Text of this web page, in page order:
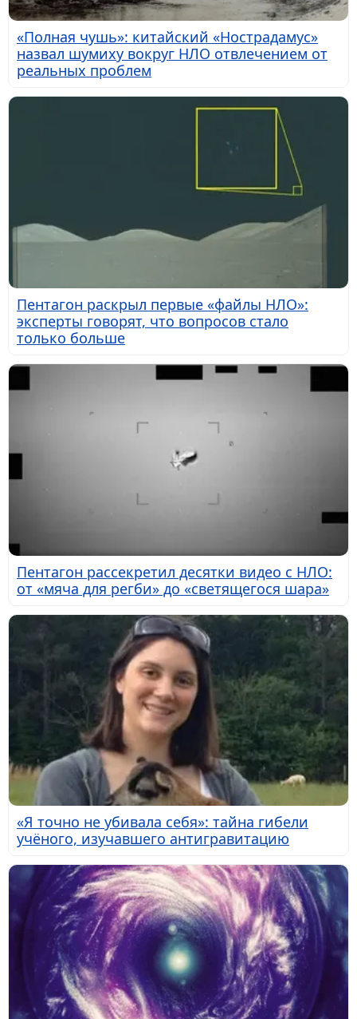
«Полная чушь»: китайский «Нострадамус»
назвал шумиху вокруг НЛО отвлечением от
реальных проблем
Пентагон раскрыл первые «файлы НЛО»:
эксперты говорят, что вопросов стало
только больше
Пентагон рассекретил десятки видео с НЛО:
от «мяча для регби» до «светящегося шара»
«Я точно не убивала себя»: тайна гибели
учёного, изучавшего антигравитацию